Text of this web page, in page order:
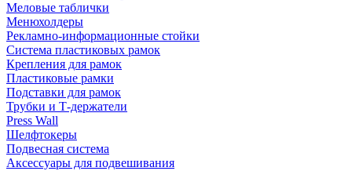
Меловые таблички
Менюхолдеры
Рекламно-информационные стойки
Система пластиковых рамок
Крепления для рамок
Пластиковые рамки
Подставки для рамок
Трубки и Т-держатели
Press Wall
Шелфтокеры
Подвесная система
Аксессуары для подвешивания